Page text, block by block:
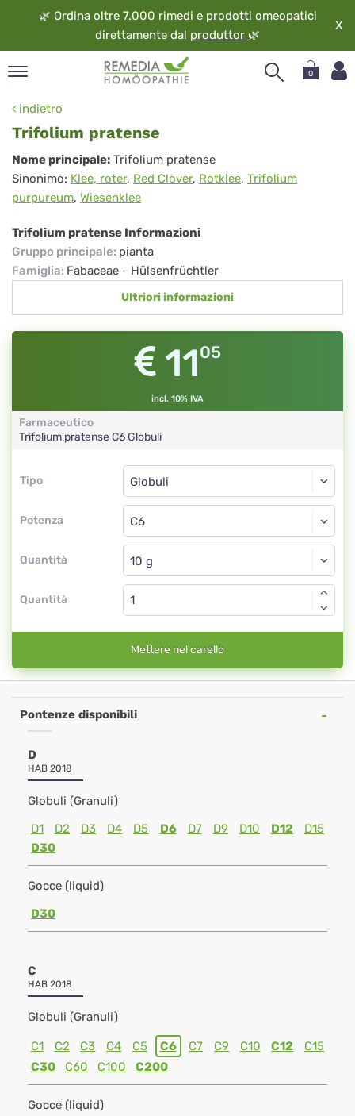
🌿 Ordina oltre 7.000 rimedi e prodotti omeopatici
direttamente dal produttor 🌿
X
0
indietro
Trifolium pratense
Trifolium
pratense
Nome principale: Trifolium pratense
Sinonimo: Klee, roter, Red Clover, Rotklee, Trifolium
purpureum, Wiesenklee
Trifolium pratense Informazioni
Gruppo principale: pianta
Famiglia: Fabaceae - Hülsenfrüchtler
Ultriori informazioni
1105
incl. 10% IVA
Farmaceutico
Trifolium pratenseC6Globuli
Tipo
Tipo
Potenza
Globuli
C6
Quantità
Globuli
Quantità
Mettere nel carello
Pontenze disponibili
D
HAB 2018
Globuli (Granuli)
D1
D2 D3 D4 D5 D6 D7 D9 D10 D12
D15
D30
Gocce (liquid)
D30
C
HAB 2018
Globuli (Granuli)
C1 C2 C3 C4 C5 C6 C7 C9 C10 C12
C15
C30
C60 C100 C200
Gocce (liquid)